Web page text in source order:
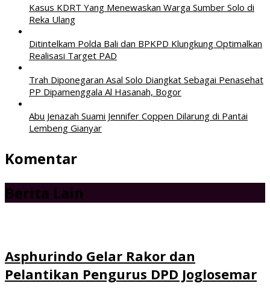
Kasus KDRT Yang Menewaskan Warga Sumber Solo di
Reka Ulang
Ditintelkam Polda Bali dan BPKPD Klungkung Optimalkan
Realisasi Target PAD
Trah Diponegaran Asal Solo Diangkat Sebagai Penasehat
PP Dipamenggala Al Hasanah, Bogor
Abu Jenazah Suami Jennifer Coppen Dilarung di Pantai
Lembeng Gianyar
Komentar
Berita Lain
Asphurindo Gelar Rakor dan
Pelantikan Pengurus DPD Joglosemar